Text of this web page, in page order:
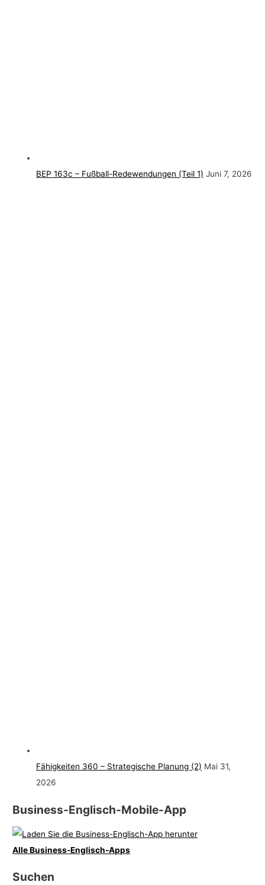
BEP 163c – Fußball-Redewendungen (Teil 1) Juni 7, 2026
Fähigkeiten 360 – Strategische Planung (2) Mai 31,
2026
Business-Englisch-Mobile-App
Alle Business-Englisch-Apps
Suchen